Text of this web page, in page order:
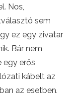
Nos,
sem
ez egy zivatar
Bár nem
egy erős
kábelt az
az esetben.